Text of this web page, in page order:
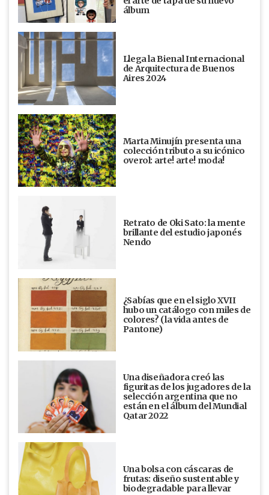
álbum
Llega la Bienal Internacional
de Arquitectura de Buenos
Aires 2024
Marta Minujín presenta una
colección tributo a su icónico
overol: arte! arte! moda!
Retrato de Oki Sato: la mente
brillante del estudio japonés
Nendo
¿Sabías que en el siglo XVII
hubo un catálogo con miles de
colores? (la vida antes de
Pantone)
Una diseñadora creó las
figuritas de los jugadores de la
selección argentina que no
están en el álbum del Mundial
Qatar 2022
Una bolsa con cáscaras de
frutas: diseño sustentable y
biodegradable para llevar